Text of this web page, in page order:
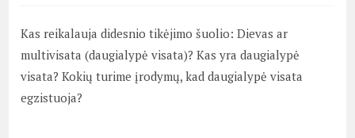
Kas reikalauja didesnio tikėjimo šuolio: Dievas ar
multivisata (daugialypė visata)? Kas yra daugialypė
visata? Kokių turime įrodymų, kad daugialypė visata
egzistuoja?